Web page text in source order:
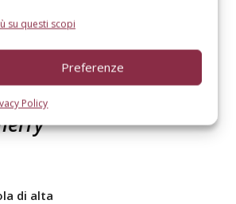
su questi scopi
Preferenze
Policy
= Grace
= Sweet
di alta